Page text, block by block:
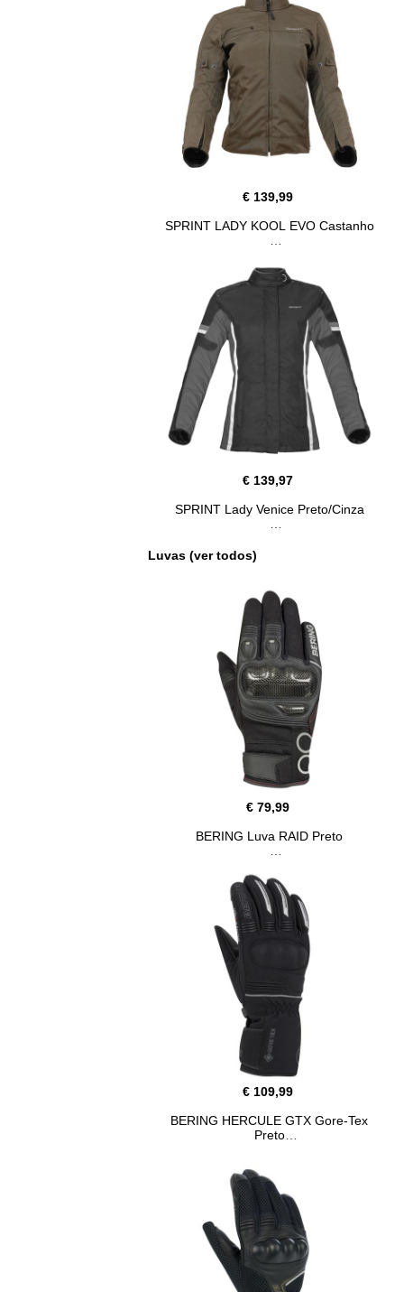
€ 139,99
SPRINT LADY KOOL EVO Castanho
€ 139,97
SPRINT Lady Venice Preto/Cinza
Luvas (ver todos)
€ 79,99
BERING Luva RAID Preto
€ 109,99
BERING HERCULE GTX Gore-Tex
Preto